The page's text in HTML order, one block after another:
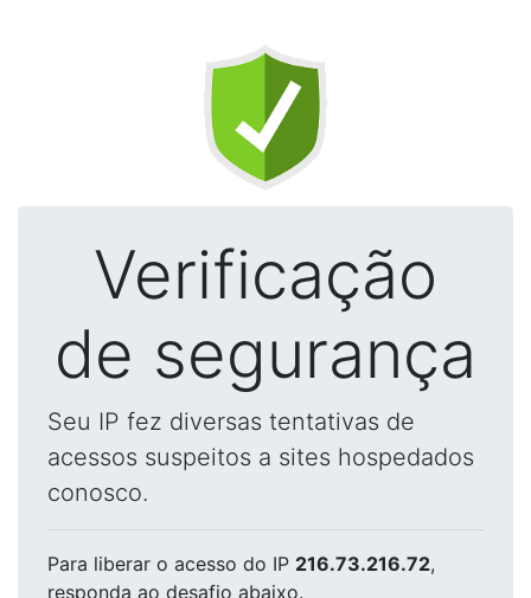
Verificação
de segurança
Seu IP fez diversas tentativas de
acessos suspeitos a sites hospedados
conosco.
Para liberar o acesso do IP 216.73.216.72,
responda ao desafio abaixo.